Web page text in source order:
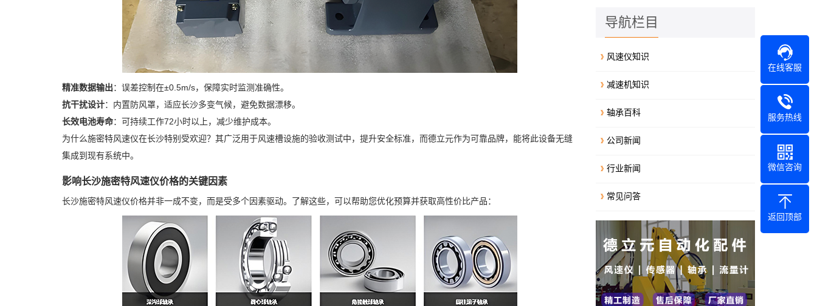
精准数据输出：误差控制在±0.5m/s，保障实时监测准确性。
抗干扰设计：内置防风罩，适应长沙多变气候，避免数据漂移。
长效电池寿命：可持续工作72小时以上，减少维护成本。
为什么施密特风速仪在长沙特别受欢迎？其广泛用于风速槽设施的验收测试中，提升安全标准，而德立元作为可靠品牌，能将此设备无缝
集成到现有系统中。
影响长沙施密特风速仪价格的关键因素
长沙施密特风速仪价格并非一成不变，而是受多个因素驱动。了解这些，可以帮助您优化预算并获取高性价比产品：
导航栏目
风速仪知识
减速机知识
轴承百科
公司新闻
行业新闻
常见问答
在线客服
服务热线
微信咨询
返回顶部